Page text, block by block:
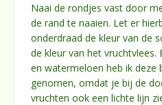
Naai de rondjes vast door
de rand te naaien. Let er
onderdraad de kleur van de
de kleur van het vruchtvlees.
en watermeloen heb ik deze
genomen, omdat je bij de
vruchten ook een lichte lijn